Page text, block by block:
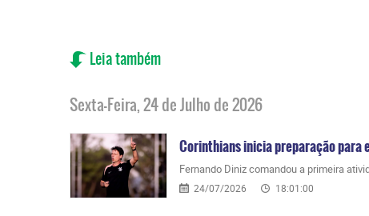
Leia também
Sexta-Feira, 24 de Julho de 2026
Corinthians inicia preparação para
Fernando Diniz comandou a primeira
24/07/2026 18:01:00